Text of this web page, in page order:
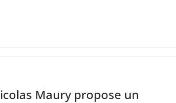
Maury propose un